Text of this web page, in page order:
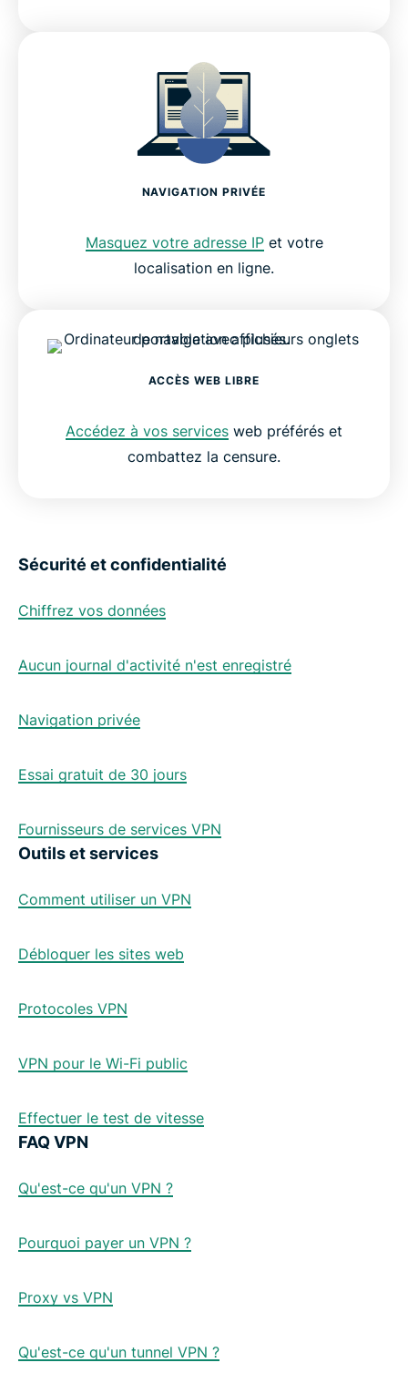
NAVIGATION PRIVÉE
Masquez votre adresse IPet votre
localisation en ligne.
ACCÈS WEB LIBRE
Accédez à vos services web préférés et
combattez la censure.
Sécurité et confidentialité
Chiffrez vos données
Aucun journal d'activité n'est enregistré
Navigation privée
Essai gratuit de 30 jours
Fournisseurs de services VPN
Outils et services
Comment utiliser un VPN
Débloquer les sites web
Protocoles VPN
VPN pour le Wi-Fi public
Effectuer le test de vitesse
FAQ VPN
Qu'est-ce qu'un VPN ?
Pourquoi payer un VPN ?
Proxy vs VPN
Qu'est-ce qu'un tunnel VPN ?